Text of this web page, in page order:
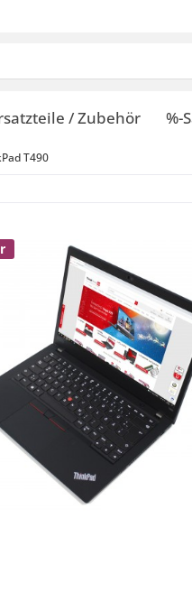
/ Zubehör %-
T490